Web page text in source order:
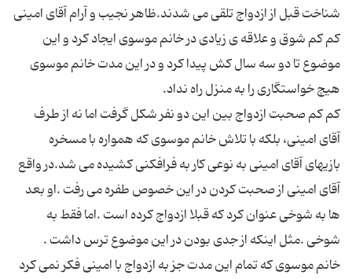
شناخت قبل از ازدواج تلقی می شدند.ظاهر نجیب و آرام آقای امینی
کم کم شوق و علاقه ی زیادی در خانم موسوی ایجاد کرد و این
موضوع تا دو سه سال کش پیدا کرد و در این مدت خانم موسوی
کم کم صحبت ازدواج بین این دو نفر شکل گرفت اما نه از طرف
آقای امینی، بلکه با تلاش خانم موسوی که همواره با مسخره
بازیهای آقای امینی به نوعی کار به فرافکنی کشیده می شد.در واقع
آقای امینی از صحبت کردن در این خصوص طفره می رفت .او بعد
ها به شوخی عنوان کرد که قبلا ازدواج کرده است .اما فقط به
خانم موسوی که تمام این مدت جز به ازدواج با امینی فکر نمی کرد